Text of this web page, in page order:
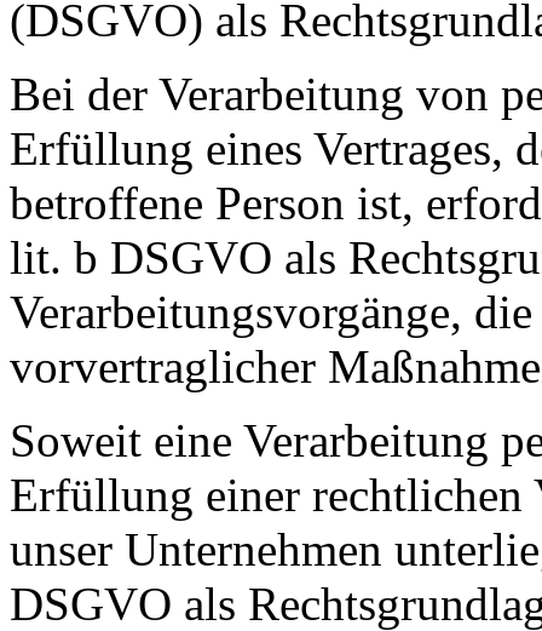
(DSGVO) als
Bei der Verarbeitung von
Erfüllung eines Vertrages,
betroffene Person ist,
lit. b DSGVO als
Verarbeitungsvorgänge,
vorvertraglicher
Soweit eine Verarbeitung
Erfüllung einer
unser Unternehmen
DSGVO als